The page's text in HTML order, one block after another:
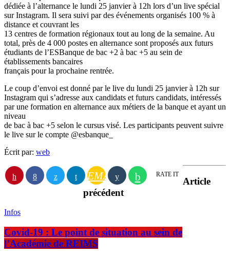
dédiée à l’alternance le lundi 25 janvier à 12h lors d’un live spécial
sur Instagram. Il sera suivi par des événements organisés 100 % à
distance et couvrant les
13 centres de formation régionaux tout au long de la semaine. Au
total, près de 4 000 postes en alternance sont proposés aux futurs
étudiants de l’ESBanque de bac +2 à bac +5 au sein de
établissements bancaires
français pour la prochaine rentrée.
Le coup d’envoi est donné par le live du lundi 25 janvier à 12h sur
Instagram qui s’adresse aux candidats et futurs candidats, intéressés
par une formation en alternance aux métiers de la banque et ayant un
niveau
de bac à bac +5 selon le cursus visé. Les participants peuvent suivre
le live sur le compte @esbanque_
Écrit par: web
EMAIL RATE IT
Article
précédent
Infos
Covid-19 : Le point de situation au sein de
l’Académie de REIMS